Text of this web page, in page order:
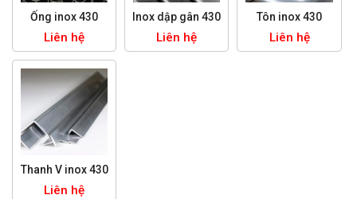
Ống inox 430
Liên hệ
Inox dập gân 430
Liên hệ
Tôn inox 430
Liên hệ
Thanh V inox 430
Liên hệ